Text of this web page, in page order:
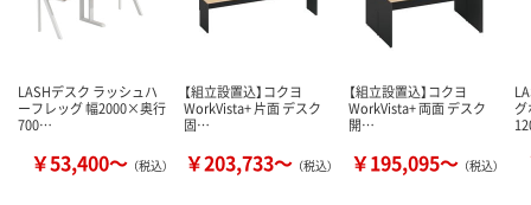
LASHデスク ラッシュハ
ーフレッグ 幅2000×奥行
700…
￥53,400～ （税込）
【組立設置込】コクヨ
WorkVista+ 片面 デスク
固…
￥203,733～ （税込）
【組立設置込】コクヨ
WorkVista+ 両面 デスク
開…
￥195,095～ （税込）